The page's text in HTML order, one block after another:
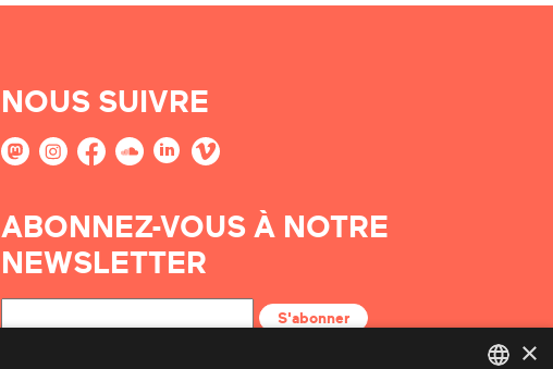
NOUS SUIVRE
ABONNEZ-VOUS À NOTRE
NEWSLETTER
S'abonner
×